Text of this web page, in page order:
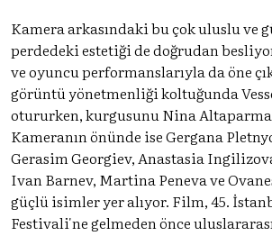
Kamera arkasındaki bu çok uluslu ve
perdedeki estetiği de doğrudan
ve oyuncu performanslarıyla da öne
görüntü yönetmenliği koltuğunda
otururken, kurgusunu Nina
Kameranın önünde ise Gergana
Gerasim Georgiev, Anastasia
Ivan Barnev, Martina Peneva ve
güçlü isimler yer alıyor. Film, 45.
Festivali'ne gelmeden önce